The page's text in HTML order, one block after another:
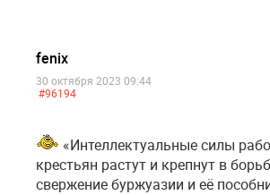
fenix
30 октября 2023 09:44
#96194
«Интеллектуальные силы
крестьян растут и крепнут в
свержение буржуазии и её